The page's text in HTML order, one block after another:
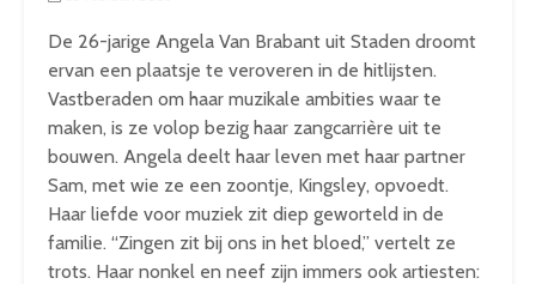
De 26-jarige Angela Van Brabant uit Staden droomt
ervan een plaatsje te veroveren in de hitlijsten.
Vastberaden om haar muzikale ambities waar te
maken, is ze volop bezig haar zangcarrière uit te
bouwen. Angela deelt haar leven met haar partner
Sam, met wie ze een zoontje, Kingsley, opvoedt.
Haar liefde voor muziek zit diep geworteld in de
familie. “Zingen zit bij ons in het bloed,” vertelt ze
trots. Haar nonkel en neef zijn immers ook artiesten: